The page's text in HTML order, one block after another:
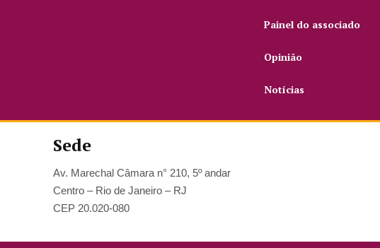
Painel do associado
Opinião
Notícias
Sede
Av. Marechal Câmara n° 210, 5º andar
Centro – Rio de Janeiro – RJ
CEP 20.020-080